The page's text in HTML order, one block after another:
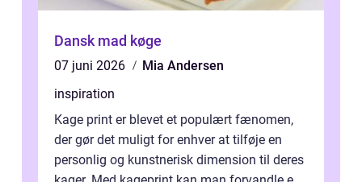
Dansk mad køge
07 juni 2026
Mia Andersen
inspiration
Kage print er blevet et populært fænomen,
der gør det muligt for enhver at tilføje en
personlig og kunstnerisk dimension til deres